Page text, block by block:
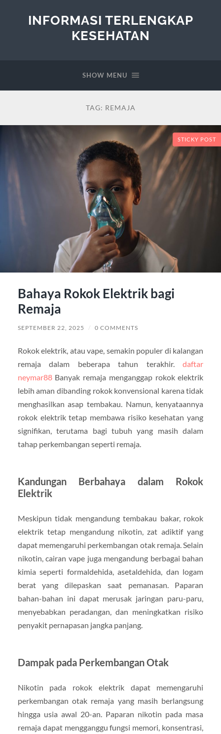
INFORMASI TERLENGKAP
KESEHATAN
SHOW MENU
TAG: REMAJA
STICKY POST
Bahaya Rokok Elektrik bagi
Remaja
SEPTEMBER 22, 2025 / 0 COMMENTS
Rokok elektrik, atau vape, semakin populer di kalangan
remaja dalam beberapa tahun terakhir.daftar
neymar88Banyak remaja menganggap rokok elektrik
lebih aman dibanding rokok konvensional karena tidak
menghasilkan asap tembakau. Namun, kenyataannya
rokok elektrik tetap membawa risiko kesehatan yang
signifikan, terutama bagi tubuh yang masih dalam
tahap perkembangan seperti remaja.
Kandungan Berbahaya dalam Rokok
Elektrik
Meskipun tidak mengandung tembakau bakar, rokok
elektrik tetap mengandung nikotin, zat adiktif yang
dapat memengaruhi perkembangan otak remaja. Selain
nikotin, cairan vape juga mengandung berbagai bahan
kimia seperti formaldehida, asetaldehida, dan logam
berat yang dilepaskan saat pemanasan. Paparan
bahan-bahan ini dapat merusak jaringan paru-paru,
menyebabkan peradangan, dan meningkatkan risiko
penyakit pernapasan jangka panjang.
Dampak pada Perkembangan Otak
Nikotin pada rokok elektrik dapat memengaruhi
perkembangan otak remaja yang masih berlangsung
hingga usia awal 20-an. Paparan nikotin pada masa
remaja dapat mengganggu fungsi memori, konsentrasi,